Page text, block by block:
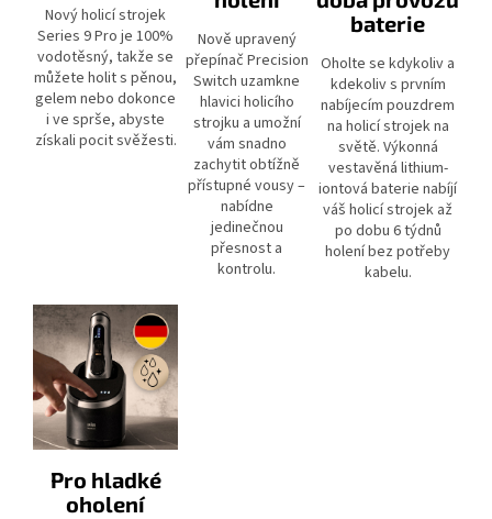
Nový holicí strojek
Series 9 Pro je 100%
vodotěsný, takže se
můžete holit s pěnou,
gelem nebo dokonce
i ve sprše, abyste
získali pocit svěžesti.
Nově upravený
přepínač Precision
Switch uzamkne
hlavici holicího
strojku a umožní
vám snadno
zachytit obtížně
přístupné vousy –
nabídne
jedinečnou
přesnost a
kontrolu.
baterie
Oholte se kdykoliv a
kdekoliv s prvním
nabíjecím pouzdrem
na holicí strojek na
světě. Výkonná
vestavěná lithium-
iontová baterie nabíjí
váš holicí strojek až
po dobu 6 týdnů
holení bez potřeby
kabelu.
Pro hladké
oholení